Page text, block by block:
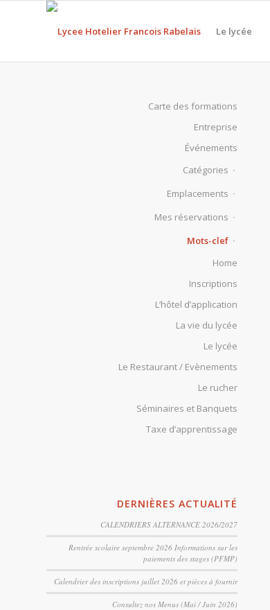
Le lycée
Carte des formations
Entreprise
Événements
Catégories
Emplacements
Mes réservations
Mots-clef
Home
Inscriptions
L’hôtel d’application
La vie du lycée
Le lycée
Le Restaurant / Evènements
Le rucher
Séminaires et Banquets
Taxe d’apprentissage
DERNIÈRES ACTUALITÉ
CALENDRIERS ALTERNANCE 2026/2027
Rentrée scolaire septembre 2026 Informations sur les
paiements des stages (PFMP)
Calendrier des inscriptions juillet 2026 et pièces à fournir
Consultez nos Menus (Mai / Juin 2026)